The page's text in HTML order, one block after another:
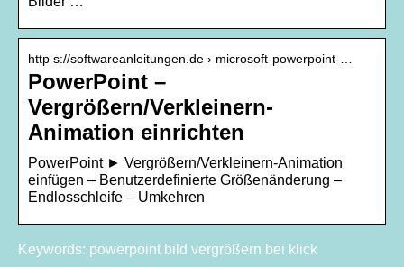
http s://softwareanleitungen.de › microsoft-powerpoint-…
PowerPoint –
Vergrößern/Verkleinern-
Animation einrichten
PowerPoint ► Vergrößern/Verkleinern-Animation
einfügen – Benutzerdefinierte Größenänderung –
Endlosschleife – Umkehren
Keywords: powerpoint bild vergrößern bei klick